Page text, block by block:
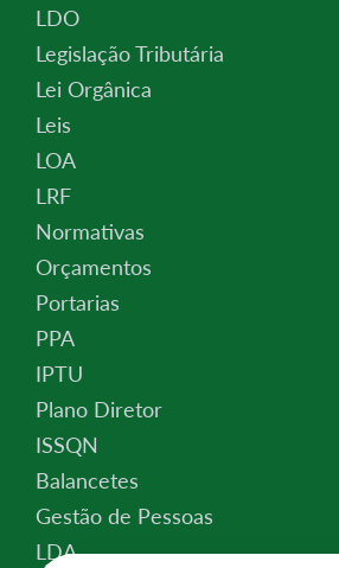
LDO
Legislação Tributária
Lei Orgânica
Leis
LOA
LRF
Normativas
Orçamentos
Portarias
PPA
IPTU
Plano Diretor
ISSQN
Balancetes
Gestão de Pessoas
LDA